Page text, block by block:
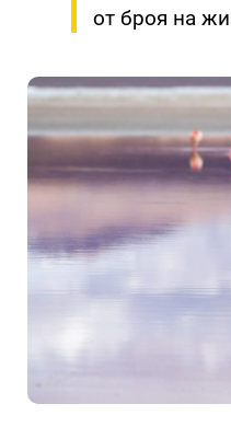
от броя на